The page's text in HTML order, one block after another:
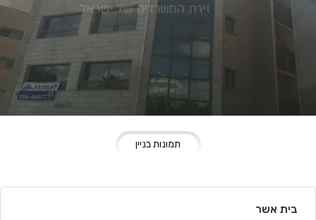
תמונות בניין
בית אשר